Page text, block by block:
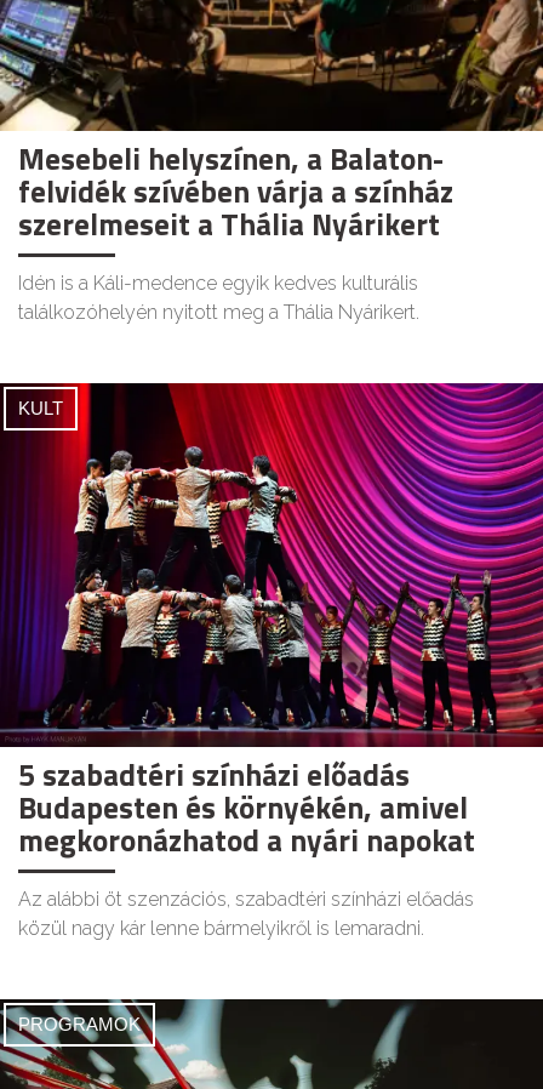
Mesebeli helyszínen, a Balaton-
felvidék szívében várja a színház
szerelmeseit a Thália Nyárikert
Idén is a Káli-medence egyik kedves kulturális
találkozóhelyén nyitott meg a Thália Nyárikert.
KULT
5 szabadtéri színházi előadás
Budapesten és környékén, amivel
megkoronázhatod a nyári napokat
Az alábbi öt szenzációs, szabadtéri színházi előadás
közül nagy kár lenne bármelyikről is lemaradni.
PROGRAMOK